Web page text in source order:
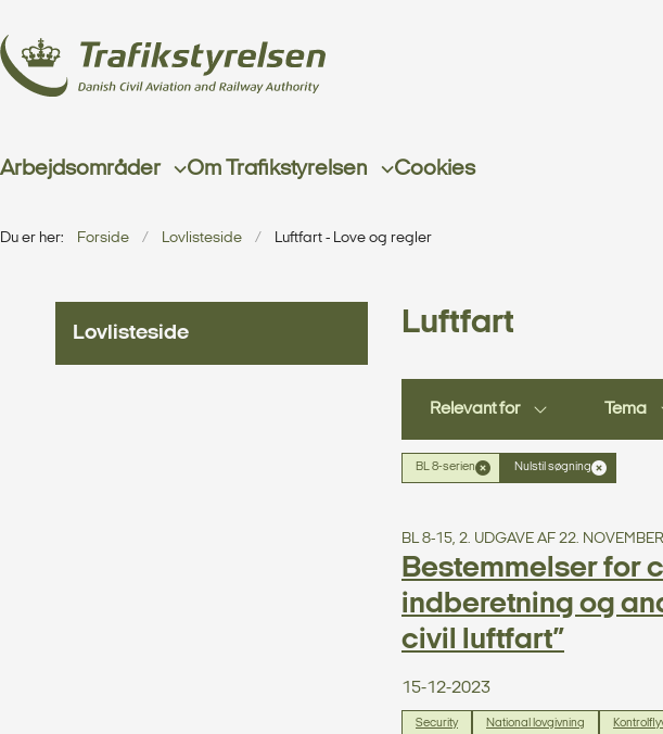
Arbejdsområder Om Trafikstyrelsen Cookies
Du er her: Forside Lovlisteside Luftfart - Love og regler
Lovlisteside Luftfart
Relevant for Tema
BL 8-serien Nulstil søgning
BL 8-15, 2. UDGAVE AF 22.
Bestemmelser for
indberetning og
civil luftfart”
15-12-2023
Security National lovgivning